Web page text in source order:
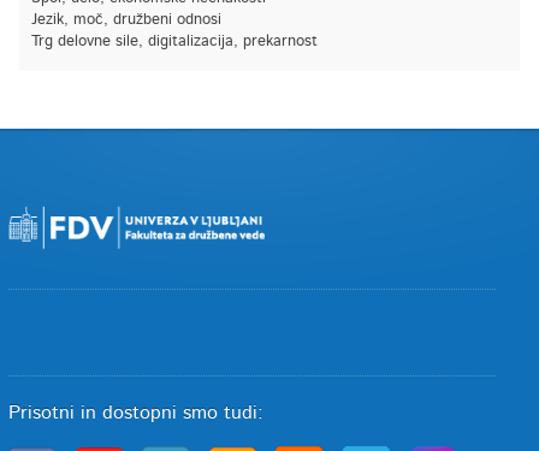
Jezik, moč, družbeni odnosi
Trg delovne sile, digitalizacija, prekarnost
Prisotni in dostopni smo tudi: